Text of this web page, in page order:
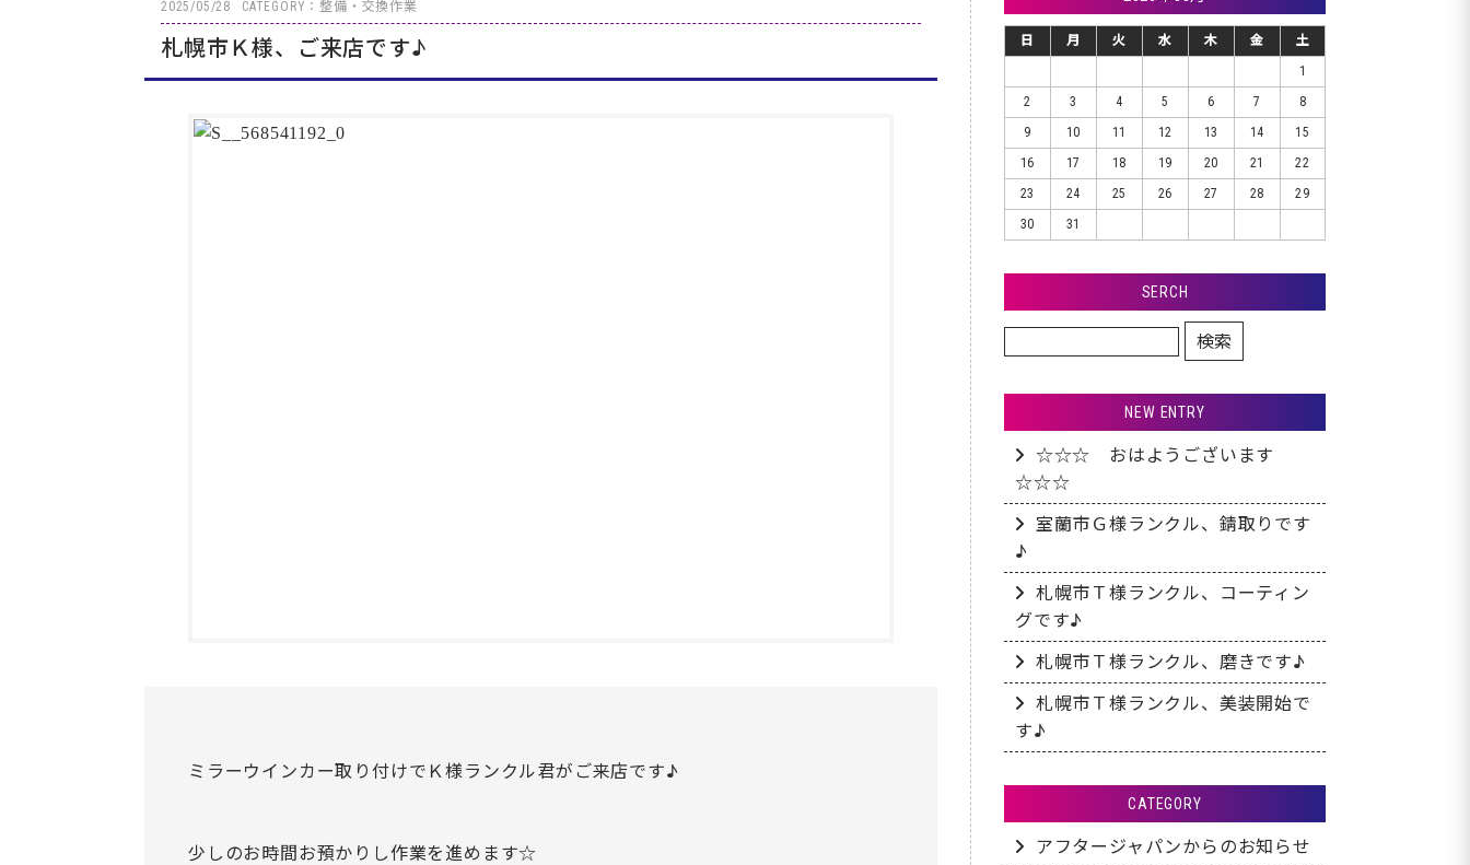
2025/05/28 CATEGORY：整備・交換作業
札幌市Ｋ様、ご来店です♪
ミラーウインカー取り付けでＫ様ランクル君がご来店です♪
少しのお時間お預かりし作業を進めます☆
日 月 火 水 木 金
土
1
2
3 4 5 6 7
8
9
10 11 12 13 14
15
16
17 18 19 20 21
22
23
24 25 26 27 28
29
30
31
SERCH
検索
NEW ENTRY
☆☆☆ おはようございます
☆☆☆
室蘭市Ｇ様ランクル、錆取りです
♪
札幌市Ｔ様ランクル、コーティン
グです♪
札幌市Ｔ様ランクル、磨きです♪
札幌市Ｔ様ランクル、美装開始で
す♪
CATEGORY
アフタージャパンからのお知らせ